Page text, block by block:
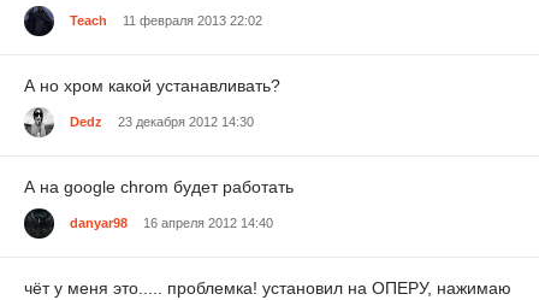
Teach 11 февраля 2013 22:02
А но хром какой устанавливать?
Dedz 23 декабря 2012 14:30
А на google chrom будет работать
danyar98 16 апреля 2012 14:40
чёт у меня это..... проблемка! установил на ОПЕРУ, нажимаю